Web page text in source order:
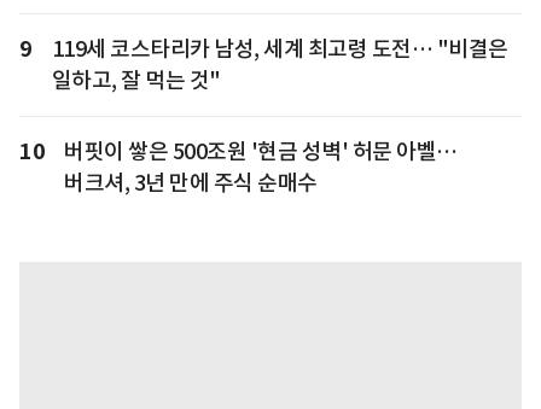
9
119세 코스타리카 남성, 세계 최고령 도전… "비결은
일하고, 잘 먹는 것"
10
버핏이 쌓은 500조원 '현금 성벽' 허문 아벨…
버크셔, 3년 만에 주식 순매수